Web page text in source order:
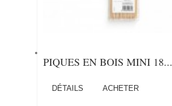
PIQUES EN BOIS MINI 18...
DÉTAILS ACHETER